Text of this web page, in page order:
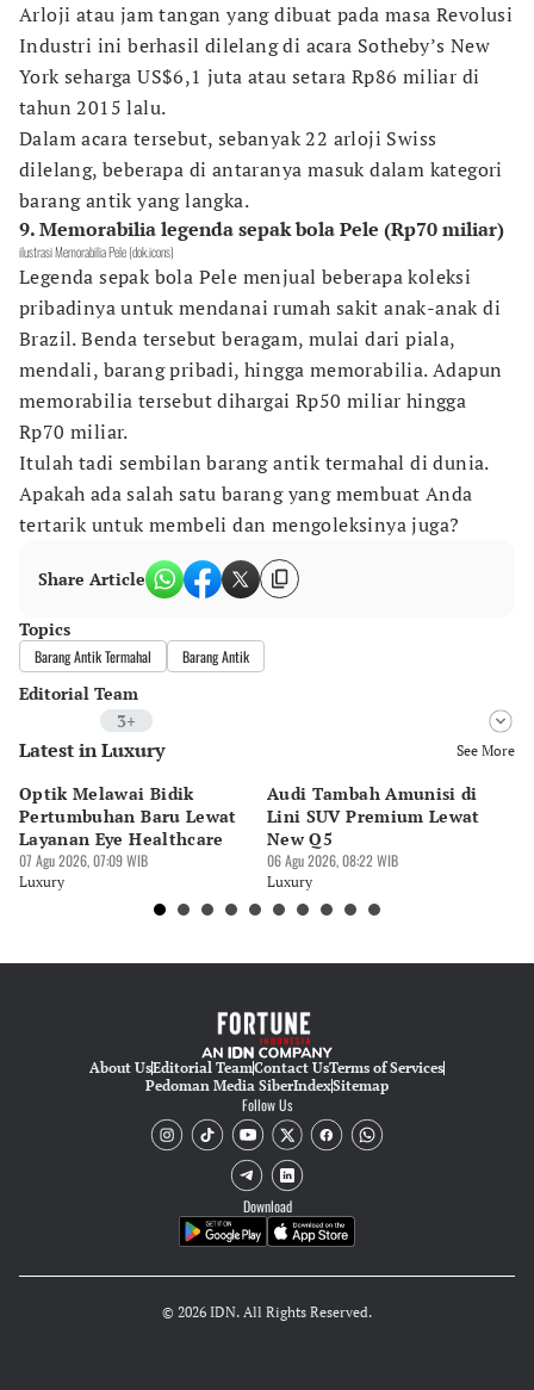
Arloji atau jam tangan yang dibuat pada masa Revolusi
Industri ini berhasil dilelang di acara Sotheby’s New
York seharga US$6,1 juta atau setara Rp86 miliar di
tahun 2015 lalu.
Dalam acara tersebut, sebanyak 22 arloji Swiss
dilelang, beberapa di antaranya masuk dalam kategori
barang antik yang langka.
9. Memorabilia legenda sepak bola Pele (Rp70 miliar)
ilustrasi Memorabilia Pele (dok.icons)
Legenda sepak bola Pele menjual beberapa koleksi
pribadinya untuk mendanai rumah sakit anak-anak di
Brazil. Benda tersebut beragam, mulai dari piala,
mendali, barang pribadi, hingga memorabilia. Adapun
memorabilia tersebut dihargai Rp50 miliar hingga
Rp70 miliar.
Itulah tadi sembilan barang antik termahal di dunia.
Apakah ada salah satu barang yang membuat Anda
tertarik untuk membeli dan mengoleksinya juga?
Share Article
Topics
Barang Antik Termahal Barang Antik
Editorial Team
3+
Editor
Editor
Surti Risanti
Nadia Agatha Pramesthi
Tubagus Imam Satrio
Latest in Luxury See More
Optik Melawai Bidik
Pertumbuhan Baru Lewat
Layanan Eye Healthcare
07 Agu 2026, 07:09 WIB
Luxury
Audi Tambah Amunisi di
Lini SUV Premium Lewat
New Q5
06 Agu 2026, 08:22 WIB
Luxury
About UsEditorial TeamContact UsTerms of Services
Pedoman Media SiberIndexSitemap
Follow Us
Download
© 2026 IDN. All Rights Reserved.